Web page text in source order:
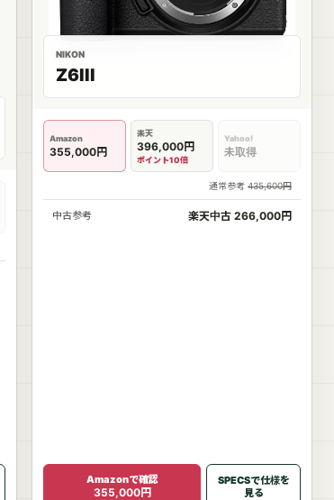
NIKON
Z6III
Amazon
355,000円
楽天
396,000円
ポイント10倍
Yahoo!
未取得
通常参考 435,600円
中古参考 楽天中古 266,000円
Amazonで確認
355,000円
SPECSで仕様を
見る